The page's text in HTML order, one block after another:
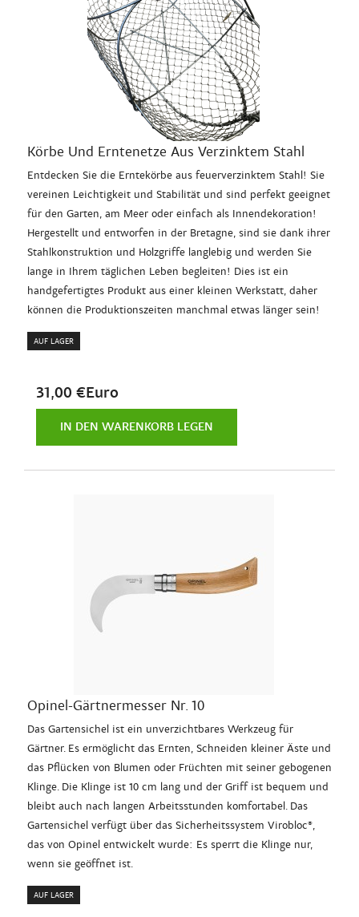
Körbe Und Erntenetze Aus Verzinktem Stahl
Entdecken Sie die Erntekörbe aus feuerverzinktem Stahl! Sie
vereinen Leichtigkeit und Stabilität und sind perfekt geeignet
für den Garten, am Meer oder einfach als Innendekoration!
Hergestellt und entworfen in der Bretagne, sind sie dank ihrer
Stahlkonstruktion und Holzgriffe langlebig und werden Sie
lange in Ihrem täglichen Leben begleiten! Dies ist ein
handgefertigtes Produkt aus einer kleinen Werkstatt, daher
können die Produktionszeiten manchmal etwas länger sein!
AUF LAGER
31,00 €Euro
IN DEN WARENKORB LEGEN
Opinel-Gärtnermesser Nr. 10
Das Gartensichel ist ein unverzichtbares Werkzeug für
Gärtner. Es ermöglicht das Ernten, Schneiden kleiner Äste und
das Pflücken von Blumen oder Früchten mit seiner gebogenen
Klinge. Die Klinge ist 10 cm lang und der Griff ist bequem und
bleibt auch nach langen Arbeitsstunden komfortabel. Das
Gartensichel verfügt über das Sicherheitssystem Virobloc®,
das von Opinel entwickelt wurde: Es sperrt die Klinge nur,
wenn sie geöffnet ist.
AUF LAGER